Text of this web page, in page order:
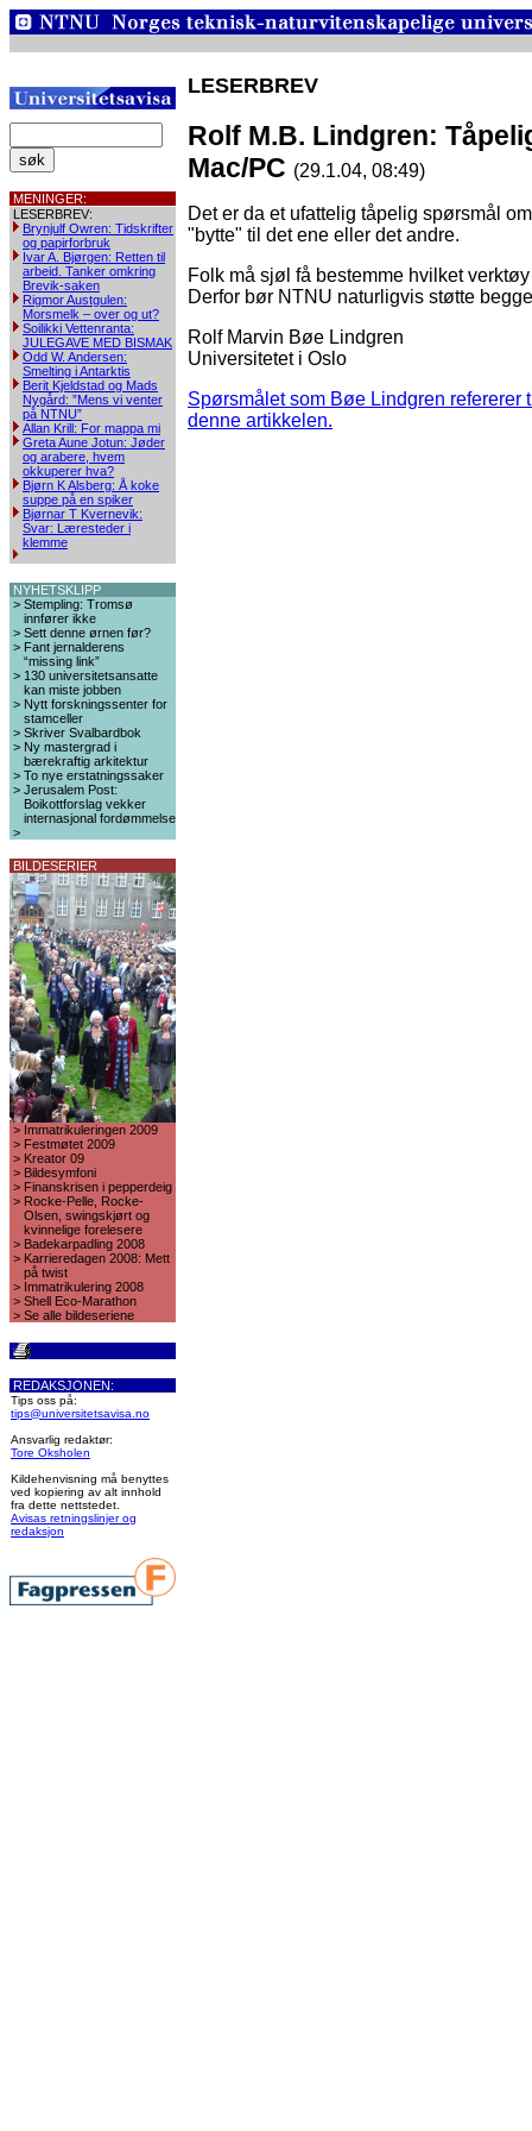
MENINGER:
LESERBREV:
Brynjulf Owren: Tidskrifter
og papirforbruk
Ivar A. Bjørgen: Retten til
arbeid. Tanker omkring
Brevik-saken
Rigmor Austgulen:
Morsmelk – over og ut?
Soilikki Vettenranta:
JULEGAVE MED BISMAK
Odd W. Andersen:
Smelting i Antarktis
Berit Kjeldstad og Mads
Nygård: ”Mens vi venter
på NTNU”
Allan Krill: For mappa mi
Greta Aune Jotun: Jøder
og arabere, hvem
okkuperer hva?
Bjørn K Alsberg: Å koke
suppe på en spiker
Bjørnar T Kvernevik:
Svar: Læresteder i
klemme
NYHETSKLIPP
> Stempling: Tromsø
innfører ikke
> Sett denne ørnen før?
> Fant jernalderens
“missing link”
> 130 universitetsansatte
kan miste jobben
> Nytt forskningssenter for
stamceller
> Skriver Svalbardbok
> Ny mastergrad i
bærekraftig arkitektur
> To nye erstatningssaker
> Jerusalem Post:
Boikottforslag vekker
internasjonal fordømmelse
>
BILDESERIER
> Immatrikuleringen 2009
> Festmøtet 2009
> Kreator 09
> Bildesymfoni
> Finanskrisen i pepperdeig
> Rocke-Pelle, Rocke-
Olsen, swingskjørt og
kvinnelige forelesere
> Badekarpadling 2008
> Karrieredagen 2008: Mett
på twist
> Immatrikulering 2008
> Shell Eco-Marathon
> Se alle bildeseriene
REDAKSJONEN:
Tips oss på:
tips@universitetsavisa.no
Ansvarlig redaktør:
Tore Oksholen
Kildehenvisning må benyttes
ved kopiering av alt innhold
fra dette nettstedet.
Avisas retningslinjer og
redaksjon
LESERBREV
Rolf M.B. Lindgren:
Mac/PC (29.1.04, 08:49)
Det er da et ufattelig tåpelig spørsmål
"bytte" til det ene eller det andre.
Folk må sjøl få bestemme hvilket
Derfor bør NTNU naturligvis støtte
Rolf Marvin Bøe Lindgren
Universitetet i Oslo
Spørsmålet som Bøe Lindgren refererer
denne artikkelen.